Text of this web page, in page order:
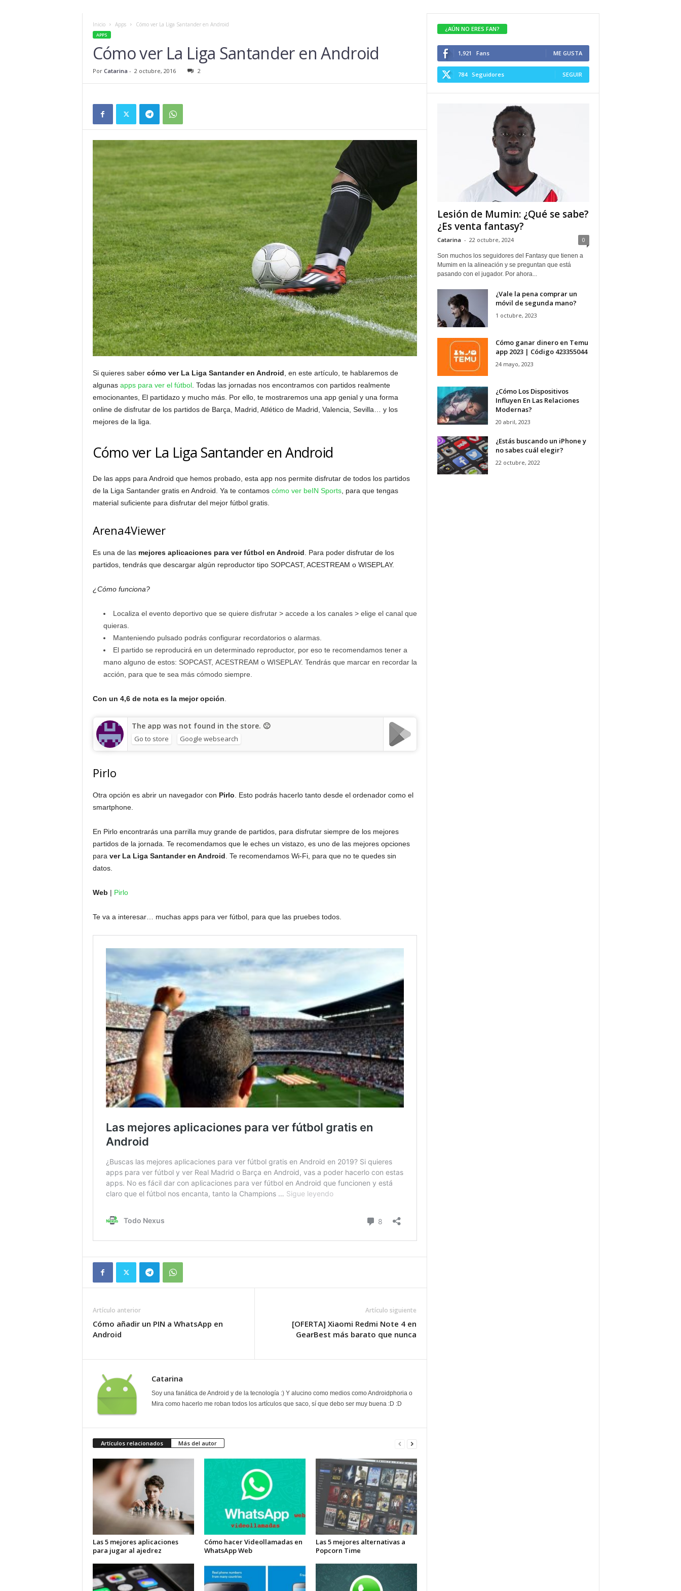
Inicio Apps Cómo ver La Liga Santander en Android
APPS
Cómo ver La Liga Santander en Android
Por Catarina - 2 octubre, 2016 2
Si quieres saber cómo ver La Liga Santander en Android , en este artículo, te hablaremos de
algunas apps para ver el fútbol. Todas las jornadas nos encontramos con partidos realmente
emocionantes, El partidazo y mucho más. Por ello, te mostraremos una app genial y una forma
online de disfrutar de los partidos de Barça, Madrid, Atlético de Madrid, Valencia, Sevilla… y los
mejores de la liga.
Cómo ver La Liga Santander en Android
De las apps para Android que hemos probado, esta app nos permite disfrutar de todos los partidos
de la Liga Santander gratis en Android. Ya te contamos cómo ver beIN Sports, para que tengas
material suficiente para disfrutar del mejor fútbol gratis.
Arena4Viewer
Es una de las mejores aplicaciones para ver fútbol en Android . Para poder disfrutar de los
partidos, tendrás que descargar algún reproductor tipo SOPCAST, ACESTREAM o WISEPLAY.
¿Cómo funciona?
Localiza el evento deportivo que se quiere disfrutar > accede a los canales > elige el canal que
quieras.
Manteniendo pulsado podrás configurar recordatorios o alarmas.
El partido se reproducirá en un determinado reproductor, por eso te recomendamos tener a
mano alguno de estos: SOPCAST, ACESTREAM o WISEPLAY. Tendrás que marcar en recordar la
acción, para que te sea más cómodo siempre.
Con un 4,6 de nota es la mejor opción
The app was not found in the store. 🙁
Go to store Google websearch
Pirlo
Otra opción es abrir un navegador con Pirlo . Esto podrás hacerlo tanto desde el ordenador como el
smartphone.
En Pirlo encontrarás una parrilla muy grande de partidos, para disfrutar siempre de los mejores
partidos de la jornada. Te recomendamos que le eches un vistazo, es uno de las mejores opciones
para ver La Liga Santander en Android . Te recomendamos Wi-Fi, para que no te quedes sin
datos.
Web | Pirlo
Te va a interesar… muchas apps para ver fútbol, para que las pruebes todos.
Artículo anterior
Cómo añadir un PIN a WhatsApp en
Android
Artículo siguiente
[OFERTA] Xiaomi Redmi Note 4 en
GearBest más barato que nunca
Catarina
Soy una fanática de Android y de la tecnología :) Y alucino como medios como Androidphoria o
Mira como hacerlo me roban todos los artículos que saco, sí que debo ser muy buena :D :D
Artículos relacionados Más del autor
Las 5 mejores aplicaciones
para jugar al ajedrez
Cómo hacer Videollamadas en
WhatsApp Web
Las 5 mejores alternativas a
Popcorn Time
¿AÚN NO ERES FAN?
1,921 Fans ME GUSTA
784 Seguidores SEGUIR
Lesión de Mumin: ¿Qué se sabe?
¿Es venta fantasy?
Catarina - 22 octubre, 2024 0
Son muchos los seguidores del Fantasy que tienen a
Mumim en la alineación y se preguntan que está
pasando con el jugador. Por ahora...
¿Vale la pena comprar un
móvil de segunda mano?
1 octubre, 2023
Cómo ganar dinero en Temu
app 2023 | Código 423355044
24 mayo, 2023
¿Cómo Los Dispositivos
Influyen En Las Relaciones
Modernas?
20 abril, 2023
¿Estás buscando un iPhone y
no sabes cuál elegir?
22 octubre, 2022